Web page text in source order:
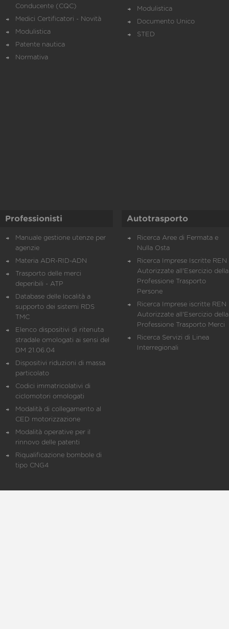
Conducente (CQC)
Medici Certificatori - Novità
Modulistica
Patente nautica
Normativa
Modulistica
Documento Unico
STED
Professionisti
Manuale gestione utenze per
agenzie
Materia ADR-RID-ADN
Trasporto delle merci
deperibili - ATP
Database delle località a
supporto dei sistemi RDS
TMC
Elenco dispositivi di ritenuta
stradale omologati ai sensi del
DM 21.06.04
Dispositivi riduzioni di massa
particolato
Codici immatricolativi di
ciclomotori omologati
Modalità di collegamento al
CED motorizzazione
Modalità operative per il
rinnovo delle patenti
Riqualificazione bombole di
tipo CNG4
Autotrasporto
Ricerca Aree di Fermata e
Nulla Osta
Ricerca Imprese Iscritte REN
Autorizzate all'Esercizio della
Professione Trasporto
Persone
Ricerca Imprese iscritte REN
Autorizzate all'Esercizio della
Professione Trasporto Merci
Ricerca Servizi di Linea
Interregionali